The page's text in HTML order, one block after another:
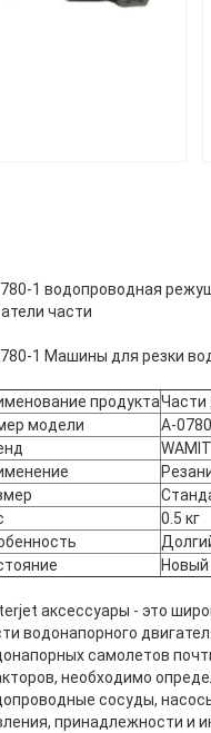
1 водопроводная
части
1 Машины для резки
продуктаЧасти
модели
A-
WAMIT
0.5 кг
Новый
аксессуары - это
водонапорного
самолетов
необходимо
сосуды,
принадлежности и